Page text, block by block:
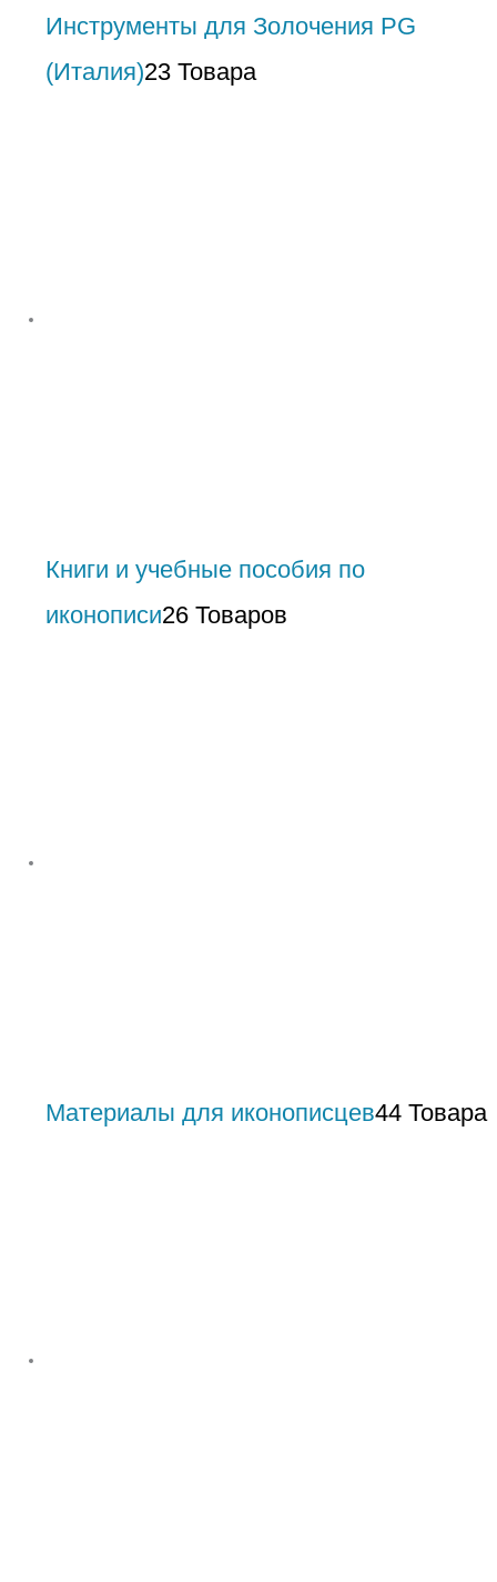
Инструменты для Золочения PG
(Италия)23 Товара
Книги и учебные пособия по
иконописи26 Товаров
Материалы для иконописцев44 Товара